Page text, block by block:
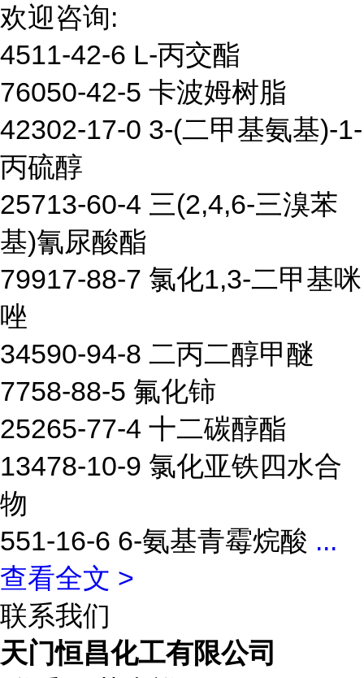
欢迎咨询:
4511-42-6 L-丙交酯
76050-42-5 卡波姆树脂
42302-17-0 3-(二甲基氨基)-1-
丙硫醇
25713-60-4 三(2,4,6-三溴苯
基)氰尿酸酯
79917-88-7 氯化1,3-二甲基咪
唑
34590-94-8 二丙二醇甲醚
7758-88-5 氟化铈
25265-77-4 十二碳醇酯
13478-10-9 氯化亚铁四水合
物
551-16-6 6-氨基青霉烷酸 ...
查看全文 >
联系我们
天门恒昌化工有限公司